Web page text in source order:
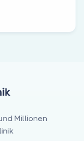
Millionen